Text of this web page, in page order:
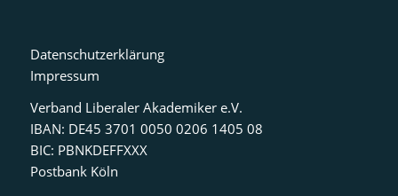
Datenschutzerklärung
Impressum
Verband Liberaler Akademiker e.V.
IBAN: DE45 3701 0050 0206 1405 08
BIC: PBNKDEFFXXX
Postbank Köln